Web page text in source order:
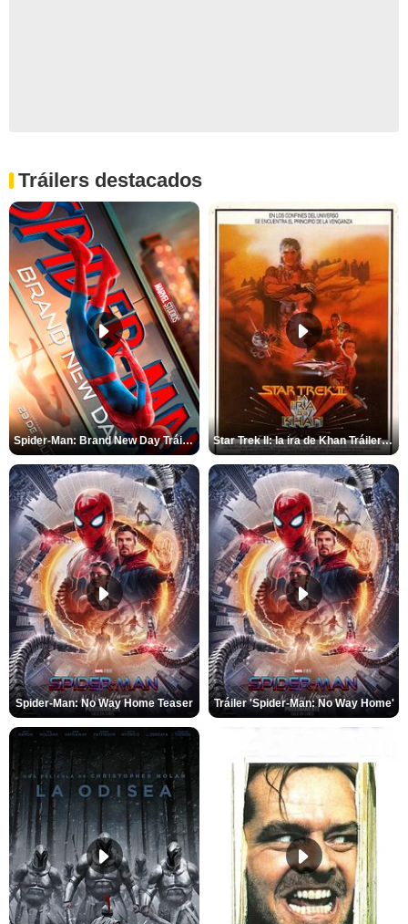
Tráilers destacados
Spider-Man: Brand New Day Tráiler (3) Star Trek II: la ira de Khan Tráiler VO
Spider-Man: No Way Home Teaser Tráiler 'Spider-Man: No Way Home'